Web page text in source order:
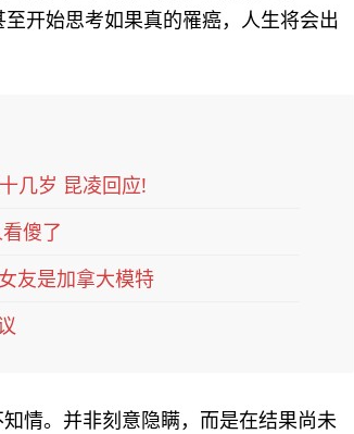
开始思考如果真的罹癌，人生将会出
几岁 昆凌回应!
傻了
友是加拿大模特
情。并非刻意隐瞒，而是在结果尚未